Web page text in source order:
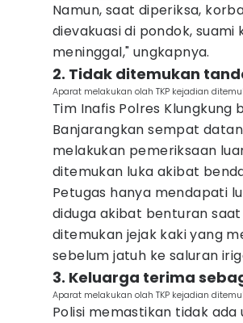
Namun, saat diperiksa,
dievakuasi di pondok,
meninggal," ungkapnya.
2. Tidak ditemukan
Aparat melakukan olah TKP kejadian
Tim Inafis Polres Klungkung
Banjarangkan sempat
melakukan pemeriksaan
ditemukan luka akibat
Petugas hanya mendapati
diduga akibat benturan
ditemukan jejak kaki yang
sebelum jatuh ke saluran
3. Keluarga terima
Aparat melakukan olah TKP kejadian
Polisi memastikan tidak